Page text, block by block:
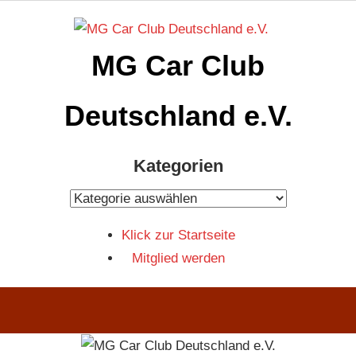
MG Car Club
Deutschland e.V.
Kategorien
Kategorien
Klick zur Startseite
Mitglied werden